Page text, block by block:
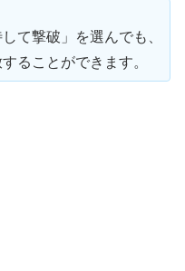
て撃破」を選んでも、
ることができます。